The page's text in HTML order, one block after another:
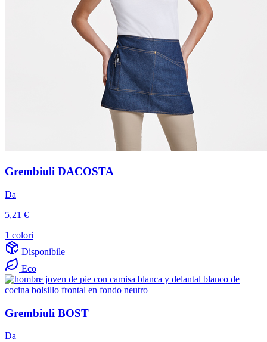
Grembiuli DACOSTA
Da
5,21 €
1 colori
Disponibile
Eco
Grembiuli BOST
Da